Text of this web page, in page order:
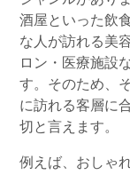
酒屋といった飲
な人が訪れる美
ロン・医療施設
す。そのため、
に訪れる客層に
切と言えます。
例えば、おしゃ